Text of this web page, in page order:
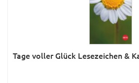
Tage voller Glück Lesezeichen &